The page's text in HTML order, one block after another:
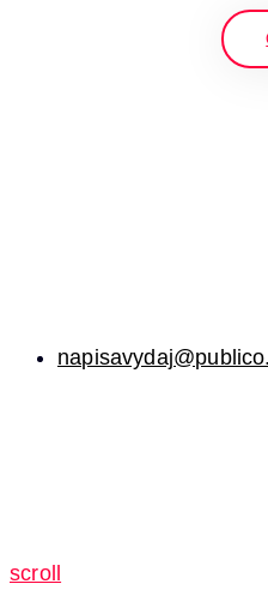
scroll